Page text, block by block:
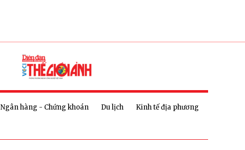
Ngân hàng - Chứng khoán Du lịch
Kinh tế địa phương